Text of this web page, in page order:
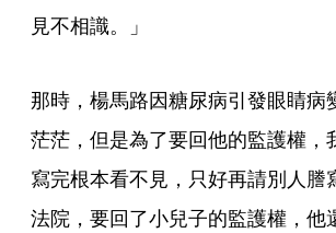
見不相識。」
那時，楊馬路因糖尿病引發眼睛病
茫茫，但是為了要回他的監護權，
寫完根本看不見，只好再請別人謄
法院，要回了小兒子的監護權，他